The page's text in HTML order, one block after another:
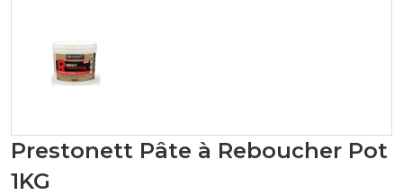
Prestonett Pâte à Reboucher Pot
1KG